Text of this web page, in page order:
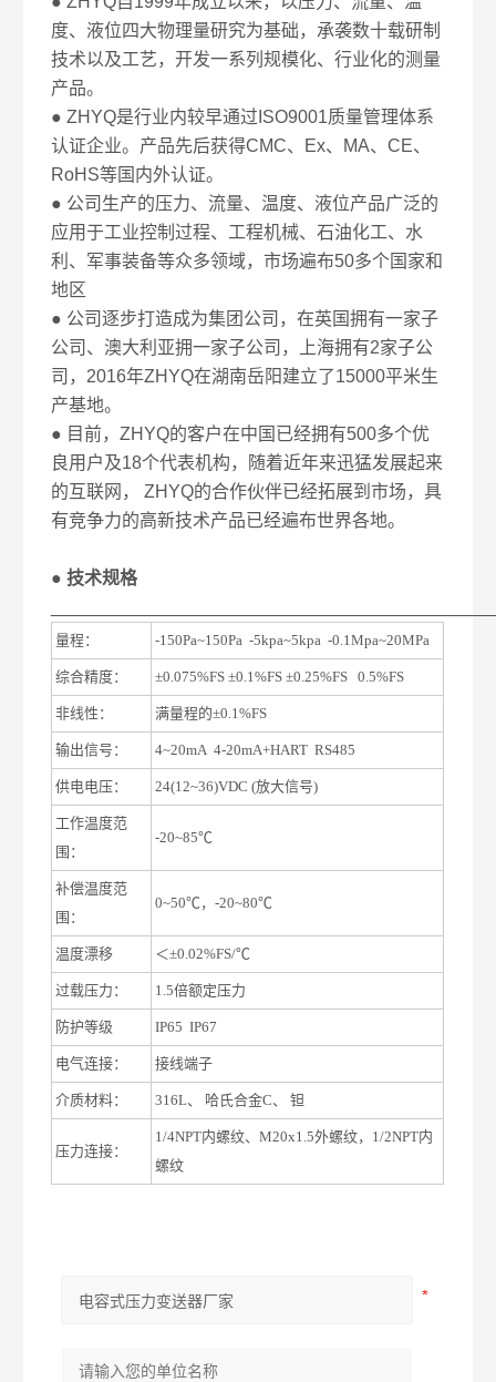
度、液位四大物理量研究为基础，承袭数十载研制
技术以及工艺，开发一系列规模化、行业化的测量
产品。
● ZHYQ是行业内较早通过ISO9001质量管理体系
认证企业。产品先后获得CMC、Ex、MA、CE、
RoHS等国内外认证。
● 公司生产的压力、流量、温度、液位产品广泛的
应用于工业控制过程、工程机械、石油化工、水
利、军事装备等众多领域，市场遍布50多个国家和
地区
● 公司逐步打造成为集团公司，在英国拥有一家子
公司、澳大利亚拥一家子公司，上海拥有2家子公
司，2016年ZHYQ在湖南岳阳建立了15000平米生
产基地。
● 目前，ZHYQ的客户在中国已经拥有500多个优
良用户及18个代表机构，随着近年来迅猛发展起来
的互联网， ZHYQ的合作伙伴已经拓展到市场，具
有竞争力的高新技术产品已经遍布世界各地。
● 技术规格
量程： -150Pa~150Pa -5kpa~5kpa -0.1Mpa~20MPa
综合精度： ±0.075%FS ±0.1%FS ±0.25%FS 0.5%FS
非线性： 满量程的±0.1%FS
输出信号： 4~20mA 4-20mA+HART RS485
供电电压： 24(12~36)VDC (放大信号)
工作温度范
围：
-20~85℃
补偿温度范
围：
0~50℃，-20~80℃
温度漂移 ＜±0.02%FS/℃
过载压力： 1.5倍额定压力
防护等级 IP65 IP67
电气连接： 接线端子
介质材料： 316L、 哈氏合金C、 钽
压力连接：
1/4NPT内螺纹、M20x1.5外螺纹，1/2NPT内
螺纹